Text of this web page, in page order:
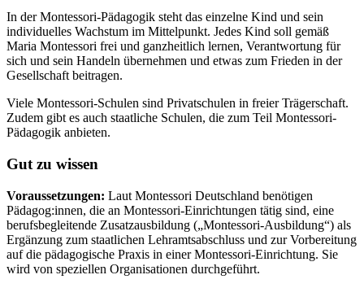
In der Montessori-Pädagogik steht das einzelne Kind und sein
individuelles Wachstum im Mittelpunkt. Jedes Kind soll gemäß
Maria Montessori frei und ganzheitlich lernen, Verantwortung für
sich und sein Handeln übernehmen und etwas zum Frieden in der
Gesellschaft beitragen.
Viele Montessori-Schulen sind Privatschulen in freier Trägerschaft.
Zudem gibt es auch staatliche Schulen, die zum Teil Montessori-
Pädagogik anbieten.
Gut zu wissen
Voraussetzungen: Laut Montessori Deutschland benötigen
Pädagog:innen, die an Montessori-Einrichtungen tätig sind, eine
berufsbegleitende Zusatzausbildung („Montessori-Ausbildung“) als
Ergänzung zum staatlichen Lehramtsabschluss und zur Vorbereitung
auf die pädagogische Praxis in einer Montessori-Einrichtung. Sie
wird von speziellen Organisationen durchgeführt.